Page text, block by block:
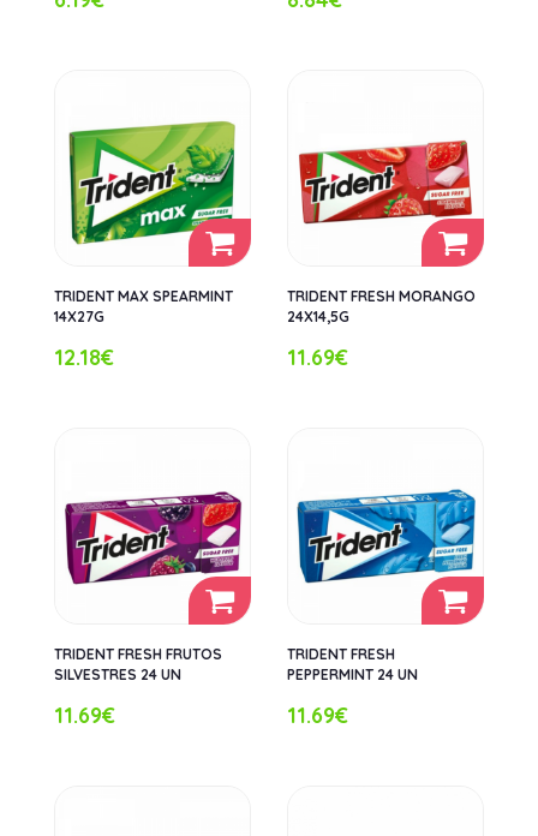
TRIDENT MAX SPEARMINT
14X27G
12.18€
TRIDENT FRESH MORANGO
24X14,5G
11.69€
TRIDENT FRESH FRUTOS
SILVESTRES 24 UN
11.69€
TRIDENT FRESH
PEPPERMINT 24 UN
11.69€